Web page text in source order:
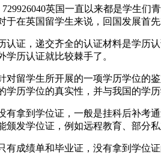
729926040英国一直以来都是学生
于在英国留学生来说，回国发展首
认证，递交齐全的认证材料是学历
历认证就比较棘手了。
对留学生所开展的一项学历学位的
学历学位的真实性，并与我国的学
有拿到学位证，一般是挂科后补考
颁发学位证，例如远程教育、部分私
有成绩单和毕业证，没有拿到学位